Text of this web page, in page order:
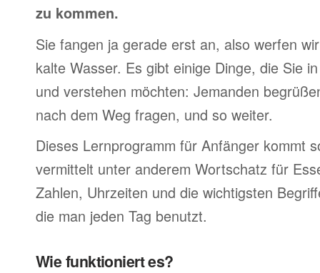
zu kommen.
Sie fangen ja gerade erst an, also werfen
kalte Wasser. Es gibt einige Dinge, die Sie
und verstehen möchten: Jemanden
nach dem Weg fragen, und so weiter.
Dieses Lernprogramm für Anfänger kommt
vermittelt unter anderem Wortschatz für
Zahlen, Uhrzeiten und die wichtigsten
die man jeden Tag benutzt.
Wie funktioniert es?